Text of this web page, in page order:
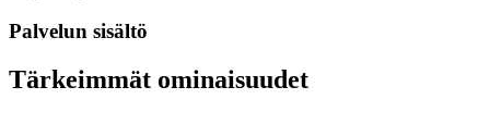
Palvelun sisältö
Tärkeimmät ominaisuudet